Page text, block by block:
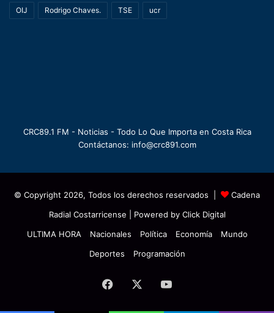
OIJ Rodrigo Chaves. TSE ucr
CRC89.1 FM - Noticias - Todo Lo Que Importa en Costa Rica
Contáctanos: info@crc891.com
© Copyright 2026, Todos los derechos reservados |
Cadena
Radial Costarricense | Powered by Click Digital
ULTIMA HORA
Nacionales Política Economía
Mundo
Deportes
Programación
Facebook YouTube